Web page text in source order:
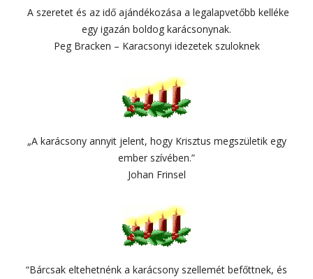
A szeretet és az idő ajándékozása a legalapvetőbb kelléke
egy igazán boldog karácsonynak.
Peg Bracken – Karacsonyi idezetek szuloknek
„A karácsony annyit jelent, hogy Krisztus megszületik egy
ember szívében.”
Johan Frinsel
“Bárcsak eltehetnénk a karácsony szellemét befőttnek, és